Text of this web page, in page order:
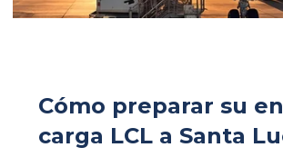
Cómo preparar su
carga LCL a Santa